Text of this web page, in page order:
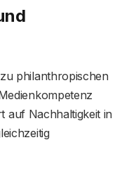
philanthropischen
auf Nachhaltigkeit in